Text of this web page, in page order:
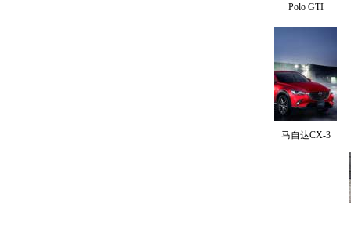
Polo GTI
马自达CX-3